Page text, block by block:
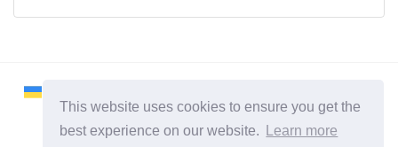
This website uses cookies to ensure you get the
best experience on our website.
Learn more